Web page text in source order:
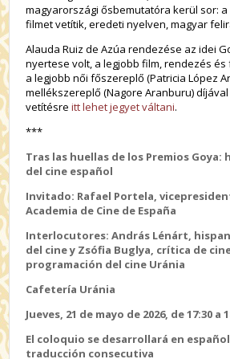
magyarországi ősbemutatóra kerül sor: a
filmet vetítik, eredeti nyelven, magyar
Alauda Ruiz de Azúa rendezése az idei
nyertese volt, a legjobb film, rendezés
a legjobb női főszereplő (Patricia López
mellékszereplő (Nagore Aranburu)
vetítésreitt lehet jegyet váltani.
***
Tras las huellas de los Premios
del cine español
Invitado: Rafael Portela,
Academia de Cine de España
Interlocutores: András Lénárt,
del cine y Zsófia Buglya, crítica de
programación del cine Uránia
Cafetería Uránia
Jueves, 21 de mayo de 2026, de 17:30 a
El coloquio se desarrollará en
traducción consecutiva